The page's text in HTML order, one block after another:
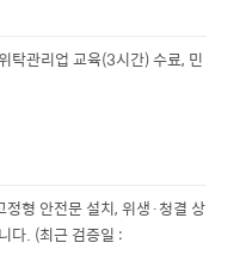
탁관리업 교육(3시간) 수료, 민
형 안전문 설치, 위생·청결 상
다. (최근 검증일 :